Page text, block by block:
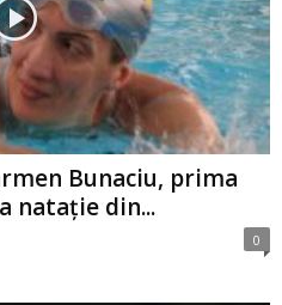
Bunaciu, prima
nataţie din...
0